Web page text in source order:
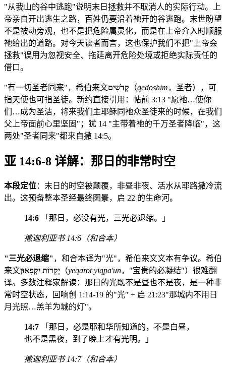
"从我山的谷中逃跑"说明末日拯救并不取消人的实际行动。上
帝亲自开出逃生之路，百姓仍要沿着祂开的谷逃跑。末世盼望
不是被动旁观，也不是把危险属灵化，而是在上帝介入时顺服
祂给出的道路。对今天读者而言，这也保护我们不把"上帝会
拯救"误用为忽视安全、拖延离开危险处境或拒绝实际责任的
借口。
"有一切圣者同来"，希伯来文קְדֹשִׁים （qedoshim，圣者），可
指天使也可指圣徒。新约直接引用：帖前 3:13 "愿祂…使你
们…成为圣洁，将来我们主耶稣同祂众圣徒来的时候，在我们
父上帝面前心里坚固"；犹 14 "主带着祂的千万圣者降临"，这
两处"圣者同来"都来自撒 14:5。
亚 14:6-8 详解：那日的非常时空
本段定位：末日的时空被颠覆，非昼非夜、活水从耶路撒冷流
出。这预备整本圣经最终图景，启 22 的生命河。
14:6 「那日，必没有光，三光必退缩。」
撒迦利亚书 14:6（和合本）
"三光必退缩" ，和合本译为"光"，希伯来文文本有争议。希伯
来文יְקָרוֹת יִקְפָּאוּן （yeqarot yiqpa'un，"宝贵的必凝结"）很难翻
译。多数注释家解读：那日的光既不是昼也不是夜，是一种非
常时空状态，回响创 1:14-19 的"光" + 启 21:23"那城内不用日
月光照…羔羊为城的灯"。
14:7 「那日，必是耶和华所知道的，不是白昼，
也不是黑夜，到了晚上才有光明。」
撒迦利亚书 14:7（和合本）